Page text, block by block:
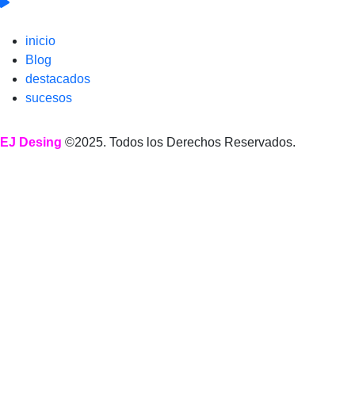
inicio
Blog
destacados
sucesos
EJ Desing ©2025. Todos los Derechos Reservados.